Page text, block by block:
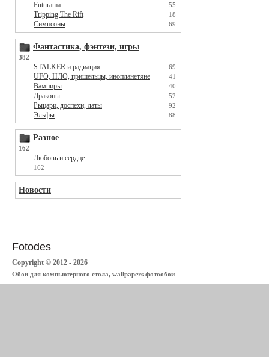
Futurama 55
Tripping The Rift 18
Симпсоны 69
Фантастика, фэнтези, игры
382
STALKER и радиация 69
UFO, НЛО, пришельцы, инопланетяне 41
Вампиры 40
Драконы 52
Рыцари, доспехи, латы 92
Эльфы 88
Разное
162
Любовь и сердце
162
Новости
Fotodes
Copyright © 2012 - 2026
Обои для компьютерного стола, wallpapers фотообои